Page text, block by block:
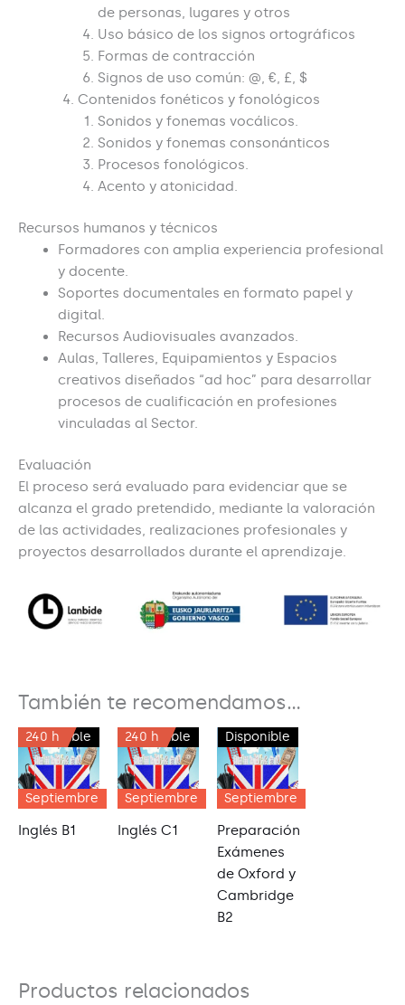
de personas, lugares y otros
Uso básico de los signos ortográficos
Formas de contracción
Signos de uso común: @, €, £, $
Contenidos fonéticos y fonológicos
Sonidos y fonemas vocálicos.
Sonidos y fonemas consonánticos
Procesos fonológicos.
Acento y atonicidad.
Recursos humanos y técnicos
Formadores con amplia experiencia profesional
y docente.
Soportes documentales en formato papel y
digital.
Recursos Audiovisuales avanzados.
Aulas, Talleres, Equipamientos y Espacios
creativos diseñados “ad hoc” para desarrollar
procesos de cualificación en profesiones
vinculadas al Sector.
Evaluación
El proceso será evaluado para evidenciar que se
alcanza el grado pretendido, mediante la valoración
de las actividades, realizaciones profesionales y
proyectos desarrollados durante el aprendizaje.
También te recomendamos…
Septiembre
Disponible
240 h
Inglés B1
Septiembre
Disponible
240 h
Inglés C1
33 h
Septiembre
Disponible
Preparación
Exámenes
de Oxford y
Cambridge
B2
Productos relacionados